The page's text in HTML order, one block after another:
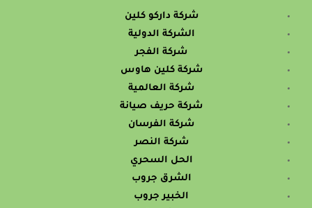
شركة داركو كلين
الشركة الدولية
شركة الفجر
شركة كلين هاوس
شركة العالمية
شركة حريف صيانة
شركة الفرسان
شركة النصر
الحل السحري
الشرق جروب
الخبير جروب